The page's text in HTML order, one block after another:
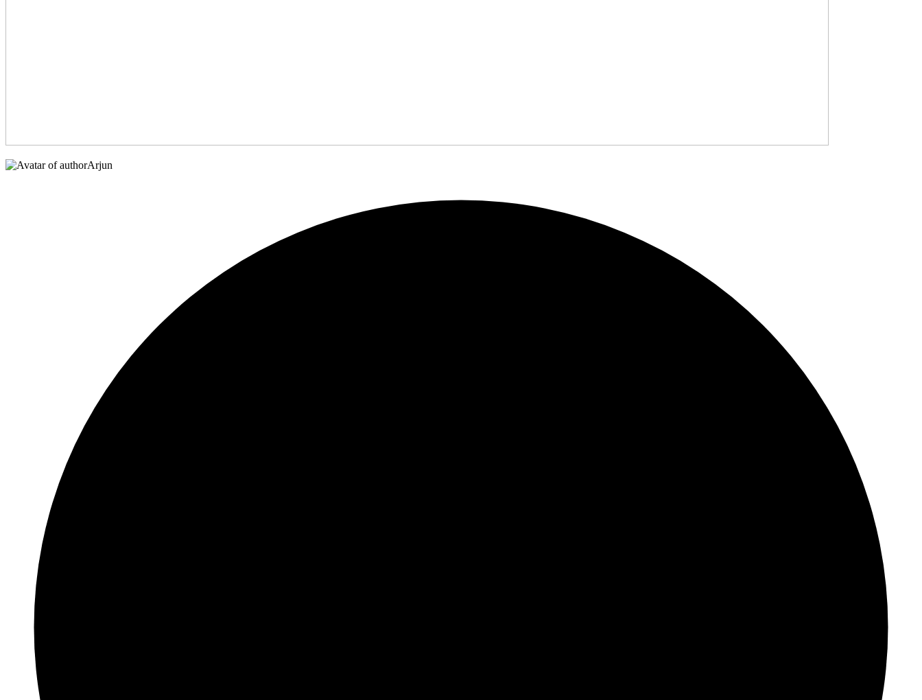
Arjun